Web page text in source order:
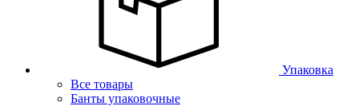
Упаковка
Все товары
Банты упаковочные